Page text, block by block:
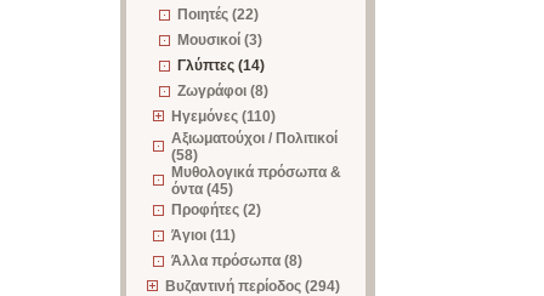
Ποιητές (22)
Μουσικοί (3)
Γλύπτες (14)
Ζωγράφοι (8)
Ηγεμόνες (110)
Αξιωματούχοι / Πολιτικοί
(58)
Μυθολογικά πρόσωπα &
όντα (45)
Προφήτες (2)
Άγιοι (11)
Άλλα πρόσωπα (8)
Βυζαντινή περίοδος (294)